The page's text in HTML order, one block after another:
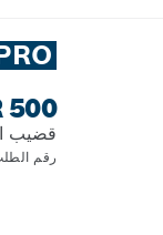
500
قضيب
رقم الطلب